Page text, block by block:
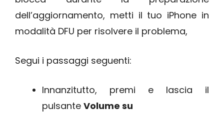
dell’aggiornamento, metti il tuo iPhone in
modalità DFU per risolvere il problema,
Segui i passaggi seguenti:
Innanzitutto, premi e lascia il
pulsante Volume su